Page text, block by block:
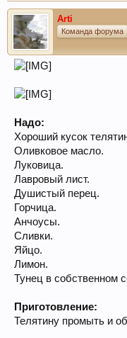
Arti
Команда форума
Надо:
Хороший кусок
Оливковое масло.
Луковица.
Лавровый лист.
Душистый перец.
Горчица.
Анчоусы.
Сливки.
Яйцо.
Лимон.
Тунец в собственном
Приготовление:
Телятину промыть и